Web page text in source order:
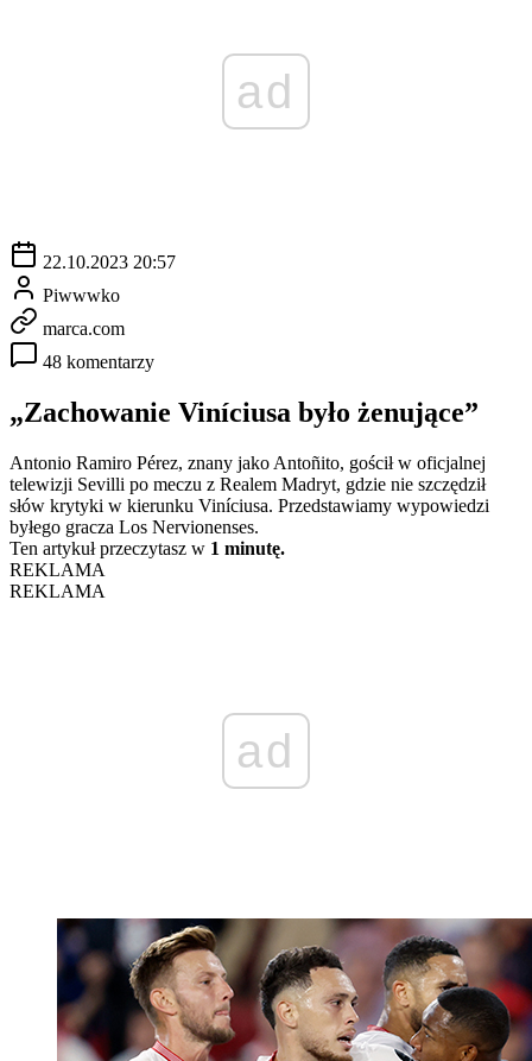
ad
22.10.2023 20:57
Piwwwko
marca.com
48 komentarzy
„Zachowanie Viníciusa było żenujące”
Antonio Ramiro Pérez, znany jako Antoñito, gościł w oficjalnej
telewizji Sevilli po meczu z Realem Madryt, gdzie nie szczędził
słów krytyki w kierunku Viníciusa. Przedstawiamy wypowiedzi
byłego gracza Los Nervionenses.
Ten artykuł przeczytasz w 1 minutę.
REKLAMA
REKLAMA
ad